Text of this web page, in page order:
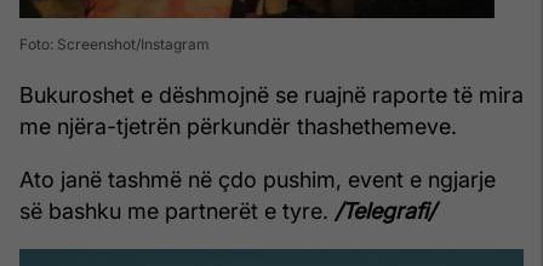
Foto: Screenshot/Instagram
Bukuroshet e dëshmojnë se ruajnë raporte të mira
me njëra-tjetrën përkundër thashethemeve.
Ato janë tashmë në çdo pushim, event e ngjarje
së bashku me partnerët e tyre. /Telegrafi/